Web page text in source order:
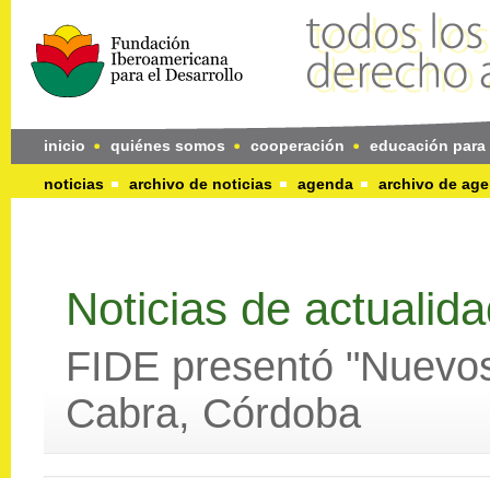
inicio quiénes somos cooperación educación
noticias archivo de noticias agenda archivo de
Noticias de
FIDE presentó
Cabra, Córdoba